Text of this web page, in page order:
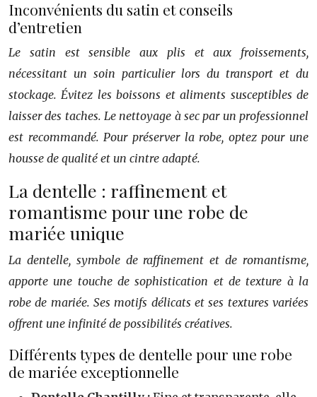
Inconvénients du satin et conseils
d’entretien
Le satin est sensible aux plis et aux froissements,
nécessitant un soin particulier lors du transport et du
stockage. Évitez les boissons et aliments susceptibles de
laisser des taches. Le nettoyage à sec par un professionnel
est recommandé. Pour préserver la robe, optez pour une
housse de qualité et un cintre adapté.
La dentelle : raffinement et
romantisme pour une robe de
mariée unique
La dentelle, symbole de raffinement et de romantisme,
apporte une touche de sophistication et de texture à la
robe de mariée. Ses motifs délicats et ses textures variées
offrent une infinité de possibilités créatives.
Différents types de dentelle pour une robe
de mariée exceptionnelle